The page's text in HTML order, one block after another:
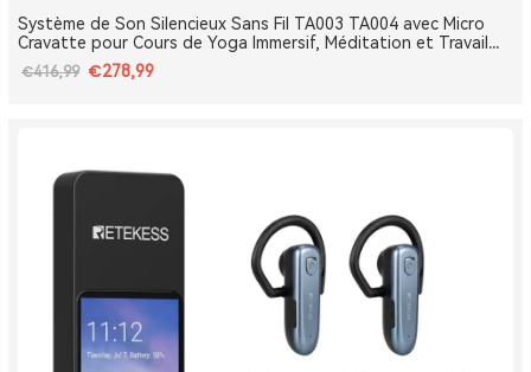
Système de Son Silencieux Sans Fil TA003 TA004 avec Micro
Cravatte pour Cours de Yoga Immersif, Méditation et Travail
Respiratoire
€416,99 €278,99